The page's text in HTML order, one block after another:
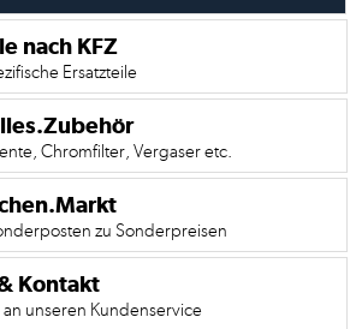
nach KFZ
Ersatzteile
Chromfilter, Vergaser etc.
zu Sonderpreisen
Kontakt
unseren Kundenservice